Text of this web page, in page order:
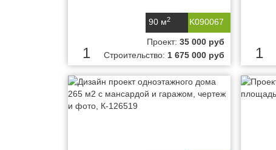
K090067
90 м2
1
Проект: 35 000 руб
Строительство: 1 675 000 руб 1